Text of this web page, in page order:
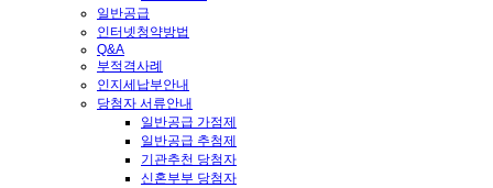
일반공급
인터넷청약방법
Q&A
부적격사례
인지세납부안내
당첨자 서류안내
일반공급 가점제
일반공급 추첨제
기관추천 당첨자
신혼부부 당첨자